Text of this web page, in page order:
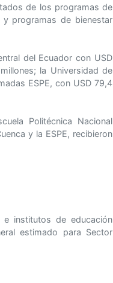
de los programas de
programas de bienestar
del Ecuador con USD
la Universidad de
ESPE, con USD 79,4
Politécnica Nacional
y la ESPE, recibieron
e institutos de educación
estimado para Sector